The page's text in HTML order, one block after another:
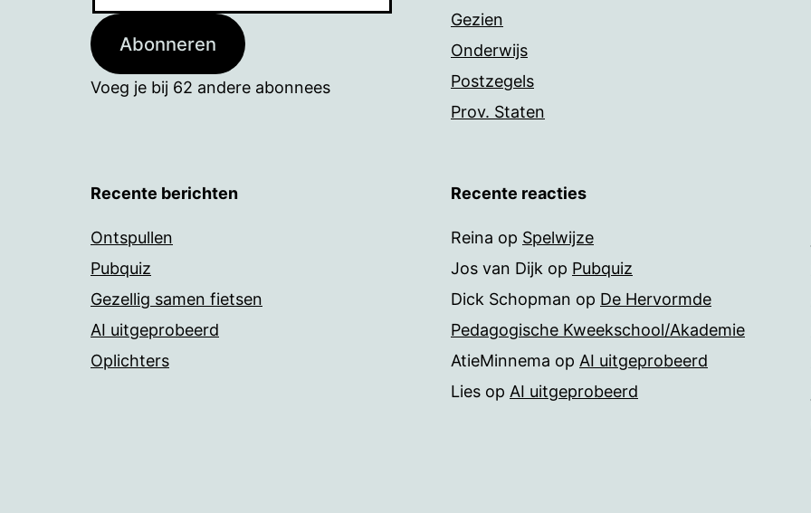
Abonneren
Voeg je bij 62 andere abonnees
Gezien
Onderwijs
Postzegels
Prov. Staten
Recente berichten
Ontspullen
Pubquiz
Gezellig samen fietsen
AI uitgeprobeerd
Oplichters
Recente reacties
Reina op Spelwijze
Jos van Dijk op Pubquiz
Dick Schopman op De Hervormde
Pedagogische Kweekschool/Akademie
AtieMinnema op AI uitgeprobeerd
Lies op AI uitgeprobeerd